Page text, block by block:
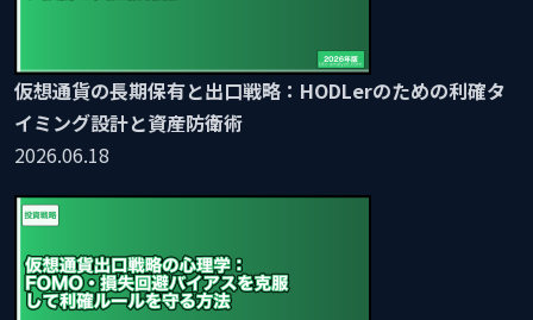
仮想通貨の長期保有と出口戦略：HODLerのための利確タ
イミング設計と資産防衛術
2026.06.18